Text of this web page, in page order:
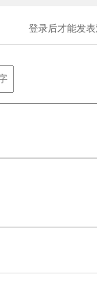
登录后才能发